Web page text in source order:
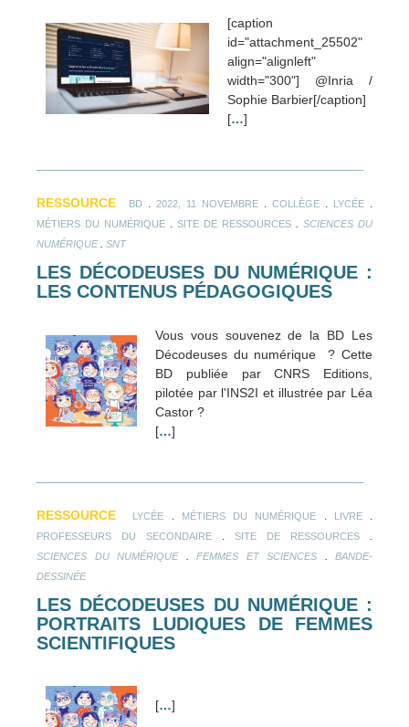
[caption
id="attachment_25502"
align="alignleft"
width="300"] @Inria /
Sophie Barbier[/caption]
[…]
RESSOURCE BD 2022, 11 NOVEMBRE COLLÈGE LYCÉE
MÉTIERS DU NUMÉRIQUE SITE DE RESSOURCES
SCIENCES DU
NUMÉRIQUE. SNT
LES DÉCODEUSES DU NUMÉRIQUE :
LES CONTENUS PÉDAGOGIQUES
Vous vous souvenez de la BD Les
Décodeuses du numérique ? Cette
BD publiée par CNRS Editions,
pilotée par l'INS2I et illustrée par Léa
Castor ?
[…]
RESSOURCE LYCÉE MÉTIERS DU NUMÉRIQUE LIVRE.
PROFESSEURS DU SECONDAIRE SITE DE RESSOURCES
SCIENCES DU NUMÉRIQUE. FEMMES ET SCIENCES
BANDE-
DESSINÉE
LES DÉCODEUSES DU NUMÉRIQUE :
PORTRAITS LUDIQUES DE FEMMES
SCIENTIFIQUES
[…]